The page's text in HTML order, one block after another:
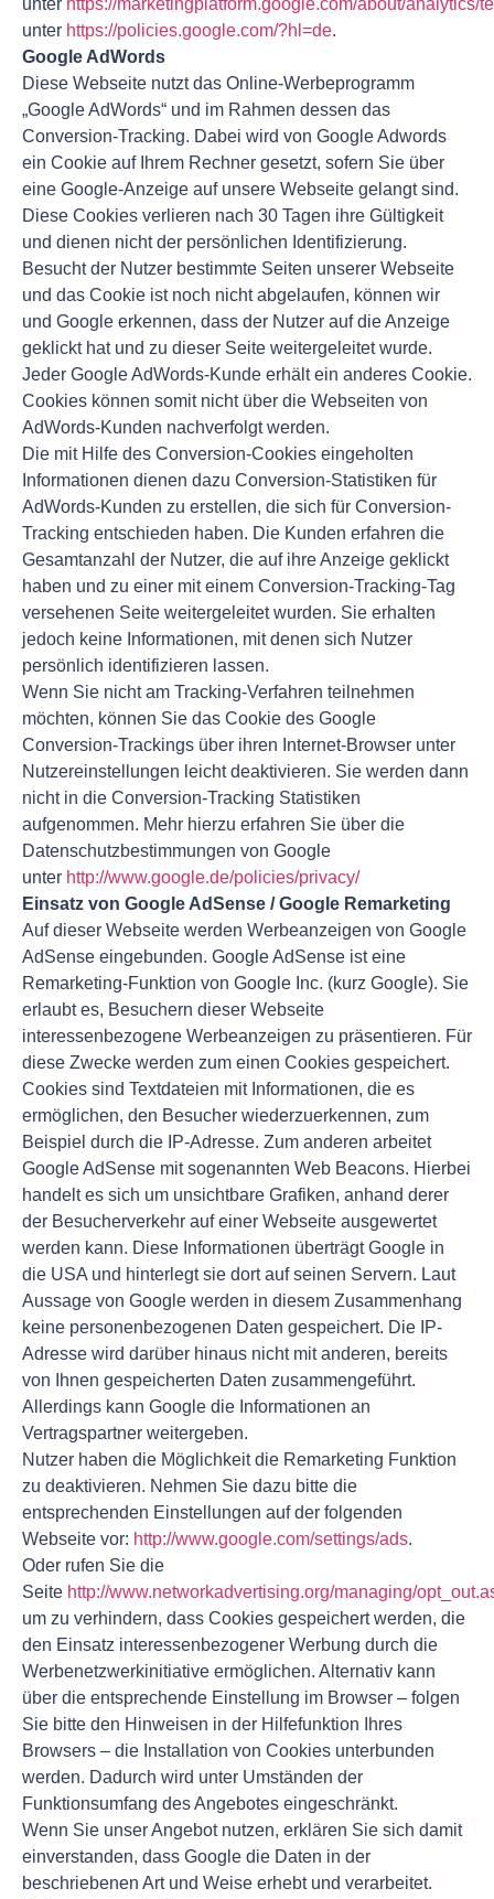
unter https://marketingplatform.google.com/about/analytics/
unter https://policies.google.com/?hl=de.
Google AdWords
Diese Webseite nutzt das Online-Werbeprogramm
„Google AdWords“ und im Rahmen dessen das
Conversion-Tracking. Dabei wird von Google Adwords
ein Cookie auf Ihrem Rechner gesetzt, sofern Sie über
eine Google-Anzeige auf unsere Webseite gelangt sind.
Diese Cookies verlieren nach 30 Tagen ihre Gültigkeit
und dienen nicht der persönlichen Identifizierung.
Besucht der Nutzer bestimmte Seiten unserer Webseite
und das Cookie ist noch nicht abgelaufen, können wir
und Google erkennen, dass der Nutzer auf die Anzeige
geklickt hat und zu dieser Seite weitergeleitet wurde.
Jeder Google AdWords-Kunde erhält ein anderes Cookie.
Cookies können somit nicht über die Webseiten von
AdWords-Kunden nachverfolgt werden.
Die mit Hilfe des Conversion-Cookies eingeholten
Informationen dienen dazu Conversion-Statistiken für
AdWords-Kunden zu erstellen, die sich für Conversion-
Tracking entschieden haben. Die Kunden erfahren die
Gesamtanzahl der Nutzer, die auf ihre Anzeige geklickt
haben und zu einer mit einem Conversion-Tracking-Tag
versehenen Seite weitergeleitet wurden. Sie erhalten
jedoch keine Informationen, mit denen sich Nutzer
persönlich identifizieren lassen.
Wenn Sie nicht am Tracking-Verfahren teilnehmen
möchten, können Sie das Cookie des Google
Conversion-Trackings über ihren Internet-Browser unter
Nutzereinstellungen leicht deaktivieren. Sie werden dann
nicht in die Conversion-Tracking Statistiken
aufgenommen. Mehr hierzu erfahren Sie über die
Datenschutzbestimmungen von Google
unter http://www.google.de/policies/privacy/
Einsatz von Google AdSense / Google Remarketing
Auf dieser Webseite werden Werbeanzeigen von Google
AdSense eingebunden. Google AdSense ist eine
Remarketing-Funktion von Google Inc. (kurz Google). Sie
erlaubt es, Besuchern dieser Webseite
interessenbezogene Werbeanzeigen zu präsentieren. Für
diese Zwecke werden zum einen Cookies gespeichert.
Cookies sind Textdateien mit Informationen, die es
ermöglichen, den Besucher wiederzuerkennen, zum
Beispiel durch die IP-Adresse. Zum anderen arbeitet
Google AdSense mit sogenannten Web Beacons. Hierbei
handelt es sich um unsichtbare Grafiken, anhand derer
der Besucherverkehr auf einer Webseite ausgewertet
werden kann. Diese Informationen überträgt Google in
die USA und hinterlegt sie dort auf seinen Servern. Laut
Aussage von Google werden in diesem Zusammenhang
keine personenbezogenen Daten gespeichert. Die IP-
Adresse wird darüber hinaus nicht mit anderen, bereits
von Ihnen gespeicherten Daten zusammengeführt.
Allerdings kann Google die Informationen an
Vertragspartner weitergeben.
Nutzer haben die Möglichkeit die Remarketing Funktion
zu deaktivieren. Nehmen Sie dazu bitte die
entsprechenden Einstellungen auf der folgenden
Webseite vor: http://www.google.com/settings/ads.
Oder rufen Sie die
Seite http://www.networkadvertising.org/managing/
um zu verhindern, dass Cookies gespeichert werden, die
den Einsatz interessenbezogener Werbung durch die
Werbenetzwerkinitiative ermöglichen. Alternativ kann
über die entsprechende Einstellung im Browser – folgen
Sie bitte den Hinweisen in der Hilfefunktion Ihres
Browsers – die Installation von Cookies unterbunden
werden. Dadurch wird unter Umständen der
Funktionsumfang des Angebotes eingeschränkt.
Wenn Sie unser Angebot nutzen, erklären Sie sich damit
einverstanden, dass Google die Daten in der
beschriebenen Art und Weise erhebt und verarbeitet.